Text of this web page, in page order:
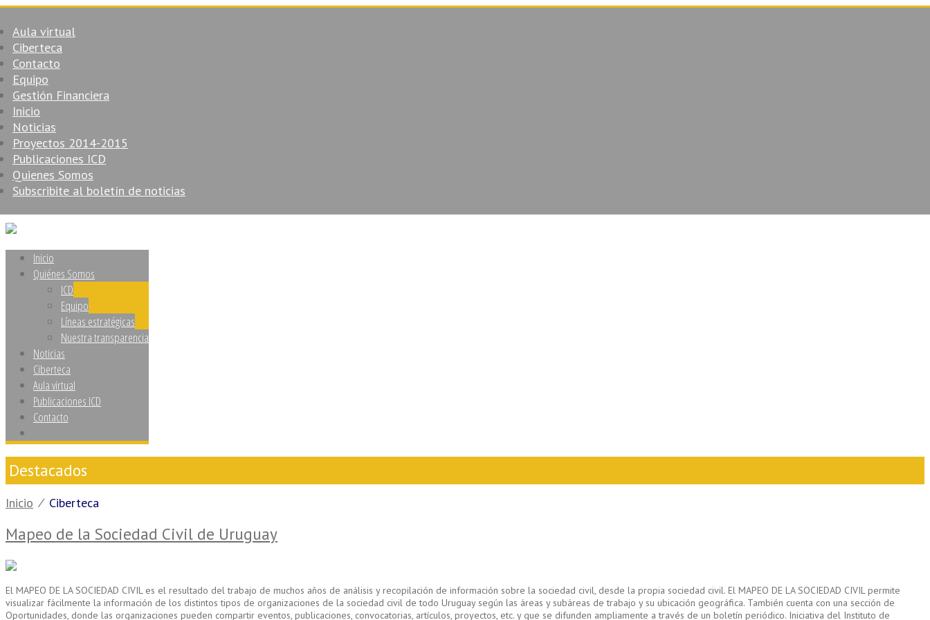
Aula virtual
Ciberteca
Contacto
Equipo
Gestión Financiera
Inicio
Noticias
Proyectos 2014-2015
Publicaciones ICD
Quienes Somos
Subscribite al boletín de noticias
Inicio
Quiénes Somos
ICD
Equipo
Líneas estratégicas
Nuestra transparencia
Noticias
Ciberteca
Aula virtual
Publicaciones ICD
Contacto
Destacados
Inicio ⁄ Ciberteca
Mapeo de la Sociedad Civil de Uruguay
El MAPEO DE LA SOCIEDAD CIVIL es el resultado del trabajo de muchos años de análisis y recopilación de información sobre la sociedad civil, desde la propia sociedad civil. El MAPEO DE LA SOCIEDAD CIVIL permite
visualizar fácilmente la información de los distintos tipos de organizaciones de la sociedad civil de todo Uruguay según las áreas y subáreas de trabajo y su ubicación geográfica. También cuenta con una sección de
Oportunidades, donde las organizaciones pueden compartir eventos, publicaciones, convocatorias, artículos, proyectos, etc. y que se difunden ampliamente a través de un boletín periódico. Iniciativa del Instituto de